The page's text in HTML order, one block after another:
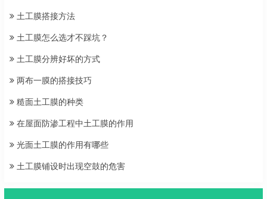
土工膜搭接方法
土工膜怎么选才不踩坑？
土工膜分辨好坏的方式
两布一膜的搭接技巧
糙面土工膜的种类
在屋面防渗工程中土工膜的作用
光面土工膜的作用有哪些
土工膜铺设时出现空鼓的危害